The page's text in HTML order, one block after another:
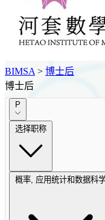
BIMSA > 博士后
博士后
P
选择职称
概率, 应用统计和数据科